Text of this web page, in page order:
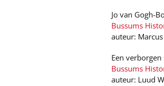
Jo van Gogh-
Bussums
auteur:
Een
Bussums
auteur: Luud